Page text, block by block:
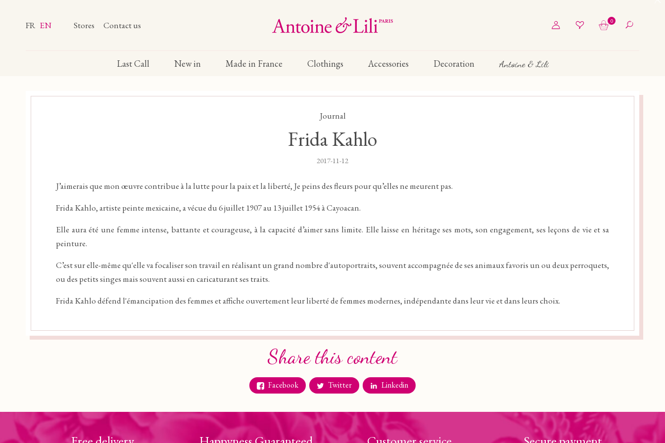
FR EN Stores Contact us 0
Last Call New in Made in France Clothings Accessories Decoration Antoine & Lili
Journal
Frida Kahlo
2017-11-12
J’aimerais que mon œuvre contribue à la lutte pour la paix et la liberté, Je peins des fleurs pour qu’elles ne meurent pas.
Frida Kahlo, artiste peinte mexicaine, a vécue du 6 juillet 1907 au 13 juillet 1954 à Cayoacan.
Elle aura été une femme intense, battante et courageuse, à la capacité d’aimer sans limite. Elle laisse en héritage ses mots, son engagement, ses leçons de vie et sa
peinture.
C’est sur elle-même qu'elle va focaliser son travail en réalisant un grand nombre d'autoportraits, souvent accompagnée de ses animaux favoris un ou deux perroquets,
ou des petits singes mais souvent aussi en caricaturant ses traits.
Frida Kahlo défend l'émancipation des femmes et affiche ouvertement leur liberté de femmes modernes, indépendante dans leur vie et dans leurs choix.
Share this content
Facebook Twitter Linkedin